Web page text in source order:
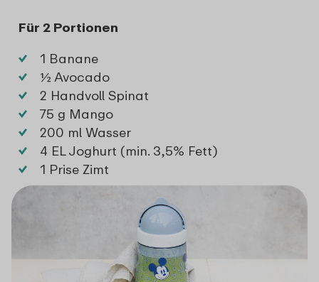
Für 2 Portionen
1 Banane
½ Avocado
2 Handvoll Spinat
75 g Mango
200 ml Wasser
4 EL Joghurt (min. 3,5% Fett)
1 Prise Zimt